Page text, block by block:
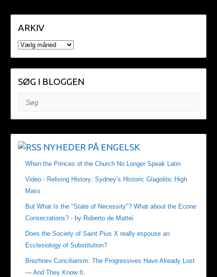
ARKIV
ARKIV
SØG I BLOGGEN
Søg
NYHEDER PÅ ENGELSK
When the Princes of the Church No Longer Speak Latin
Video - Reliving History: Sydney’s Historic Glagolitic High
Mass
But What Is the "State of Necessity"? What about the Econe
Consecrations? - by Roberto de Mattei
Does the Society of Saint Pius X really espouse an
Ecclesiology of Substitution?
Brezhnev Conciliarism: The Progressives Have Already Lost
— And They Know It.